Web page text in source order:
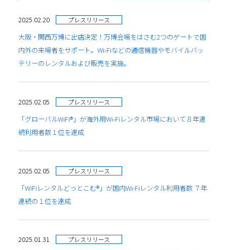
2025.02.20 プレスリリース
大阪・関西万博に出店決定！万博会場をはさむ2つのゲートで国
内外の来場者をサポート。Wi-Fiなどの通信機器やモバイルバッ
テリーのレンタルおよび販売を実施。
2025.02.05 プレスリリース
「グローバルWiFi®」が海外用Wi-Fiレンタル市場において８年連
続利用者数１位を達成
2025.02.05 プレスリリース
「WiFiレンタルどっとこむ®」が国内Wi-Fiレンタル利用者数 ７年
連続の１位を達成
2025.01.31 プレスリリース